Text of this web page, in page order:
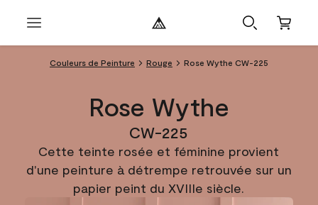
Couleurs de Peinture Rouge Rose Wythe CW-225
Rose Wythe
CW-225
Cette teinte rosée et féminine provient
d'une peinture à détrempe retrouvée sur un
papier peint du XVIIIe siècle.